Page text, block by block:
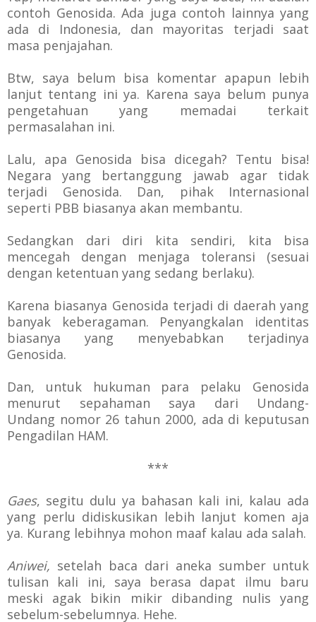
contoh Genosida. Ada juga contoh lainnya yang
ada di Indonesia, dan mayoritas terjadi saat
masa penjajahan.
Btw, saya belum bisa komentar apapun lebih
lanjut tentang ini ya. Karena saya belum punya
pengetahuan yang memadai terkait
permasalahan ini.
Lalu, apa Genosida bisa dicegah? Tentu bisa!
Negara yang bertanggung jawab agar tidak
terjadi Genosida. Dan, pihak Internasional
seperti PBB biasanya akan membantu.
Sedangkan dari diri kita sendiri, kita bisa
mencegah dengan menjaga toleransi (sesuai
dengan ketentuan yang sedang berlaku).
Karena biasanya Genosida terjadi di daerah yang
banyak keberagaman. Penyangkalan identitas
biasanya yang menyebabkan terjadinya
Genosida.
Dan, untuk hukuman para pelaku Genosida
menurut sepahaman saya dari Undang-
Undang nomor 26 tahun 2000, ada di keputusan
Pengadilan HAM.
***
Gaes, segitu dulu ya bahasan kali ini, kalau ada
yang perlu didiskusikan lebih lanjut komen aja
ya. Kurang lebihnya mohon maaf kalau ada salah.
Aniwei, setelah baca dari aneka sumber untuk
tulisan kali ini, saya berasa dapat ilmu baru
meski agak bikin mikir dibanding nulis yang
sebelum-sebelumnya. Hehe.